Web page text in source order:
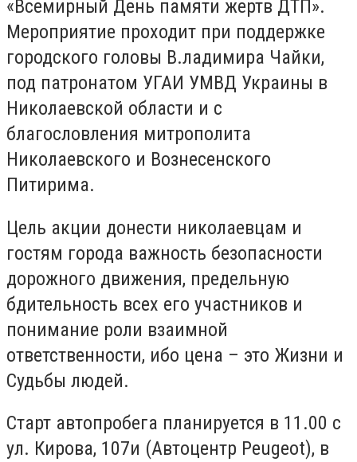
«Всемирный День памяти жертв ДТП».
Мероприятие проходит при поддержке
городского головы В.ладимира Чайки,
под патронатом УГАИ УМВД Украины в
Николаевской области и с
благословления митрополита
Николаевского и Вознесенского
Питирима.
Цель акции донести николаевцам и
гостям города важность безопасности
дорожного движения, предельную
бдительность всех его участников и
понимание роли взаимной
ответственности, ибо цена – это Жизни и
Судьбы людей.
Старт автопробега планируется в 11.00 с
ул. Кирова, 107и (Автоцентр Peugeot), в